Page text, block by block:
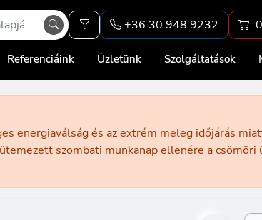
+36 30 948 9232 0
Referenciáink Üzletünk Szolgáltatások
energiaválság és az extrém meleg időjárás
szombati munkanap ellenére a csömöri